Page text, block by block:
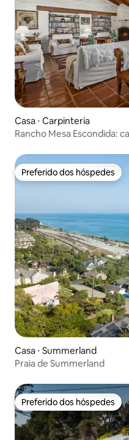
Casa ⋅ Carpinteria
Rancho Mesa Escondida:
Preferido dos hóspedes
Preferido dos hóspedes
Casa ⋅ Summerland
Praia de Summerland
Preferido dos hóspedes
Preferido dos hóspedes